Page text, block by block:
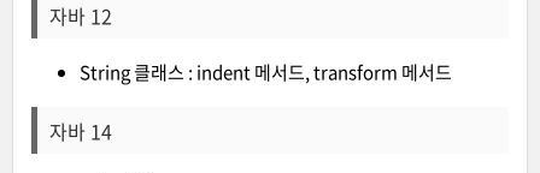
자바 12
String 클래스 : indent 메서드, transform 메서드
자바 14